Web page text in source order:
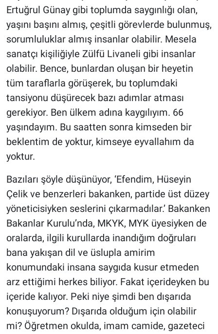
Ertuğrul Günay gibi toplumda saygınlığı olan,
yaşını başını almış, çeşitli görevlerde bulunmuş,
sorumluluklar almış insanlar olabilir. Mesela
sanatçı kişiliğiyle Zülfü Livaneli gibi insanlar
olabilir. Bence, bunlardan oluşan bir heyetin
tüm taraflarla görüşerek, bu toplumdaki
tansiyonu düşürecek bazı adımlar atması
gerekiyor. Ben ülkem adına kaygılıyım. 66
yaşındayım. Bu saatten sonra kimseden bir
beklentim de yoktur, kimseye eyvallahım da
yoktur.
Bazıları şöyle düşünüyor, ‘Efendim, Hüseyin
Çelik ve benzerleri bakanken, partide üst düzey
yöneticisiyken seslerini çıkarmadılar.’ Bakanken
Bakanlar Kurulu’nda, MKYK, MYK üyesiyken de
oralarda, ilgili kurullarda inandığım doğruları
bana yakışan dil ve üslupla amirim
konumundaki insana saygıda kusur etmeden
arz ettiğimi herkes biliyor. Fakat içerideyken bu
içeride kalıyor. Peki niye şimdi ben dışarıda
konuşuyorum? Dışarıda olduğum için olabilir
mi? Öğretmen okulda, imam camide, gazeteci